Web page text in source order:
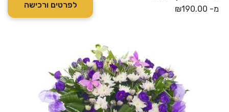
מ- ₪190.00 לפרטים ורכישה